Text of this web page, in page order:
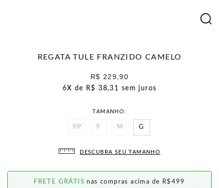
REGATA TULE FRANZIDO CAMELO
R$ 229,90
6X de R$ 38,31 sem juros
TAMANHO
PP P M G
DESCUBRA SEU TAMANHO
FRETE GRÁTIS nas compras acima de R$499